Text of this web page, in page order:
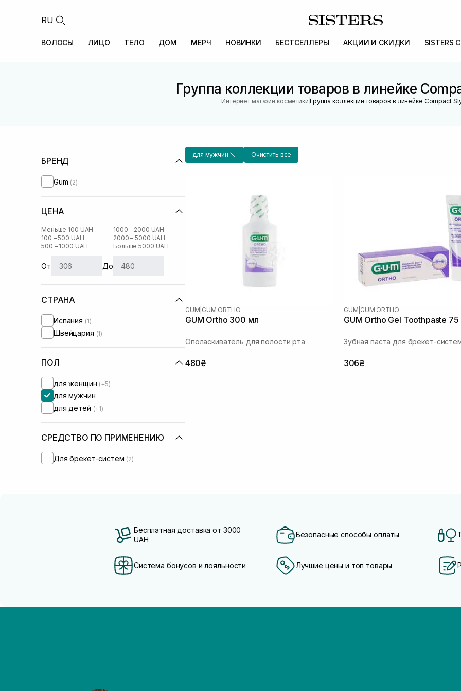
RU
ВОЛОСЫ ЛИЦО ТЕЛО ДОМ МЕРЧ НОВИНКИ БЕСТСЕЛЛЕРЫ АКЦИИ И СКИДКИ SISTERS
Группа коллекции товаров в линейке
Интернет магазин косметики |Группа коллекции товаров в линейке Compact
БРЕНД
Gum (2)
ЦЕНА
Меньше 100 UAH
100 – 500 UAH
500 – 1000 UAH
1000 – 2000 UAH
2000 – 5000 UAH
Больше 5000 UAH
От До
СТРАНА
Испания (1)
Швейцария (1)
ПОЛ
для женщин (+5)
для мужчин
для детей (+1)
СРЕДСТВО ПО ПРИМЕНЕНИЮ
Для брекет-систем (2)
для мужчин Очистить все
GUM GUM ORTHO
GUM Ortho 300 мл
Ополаскиватель для полости рта
480₴
GUM GUM ORTHO
GUM Ortho Gel Toothpaste
Зубная паста для брекет-
306₴
Бесплатная доставка от 3000
UAH
Безопасные способы оплаты
Система бонусов и лояльности Лучшие цены и топ товары